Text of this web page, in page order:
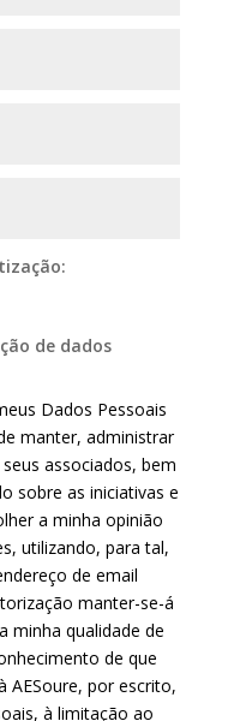
de dados
Dados Pessoais
manter, administrar
associados, bem
sobre as iniciativas e
a minha opinião
utilizando, para tal,
de email
manter-se-á
minha qualidade de
de que
AESoure, por escrito,
à limitação ao